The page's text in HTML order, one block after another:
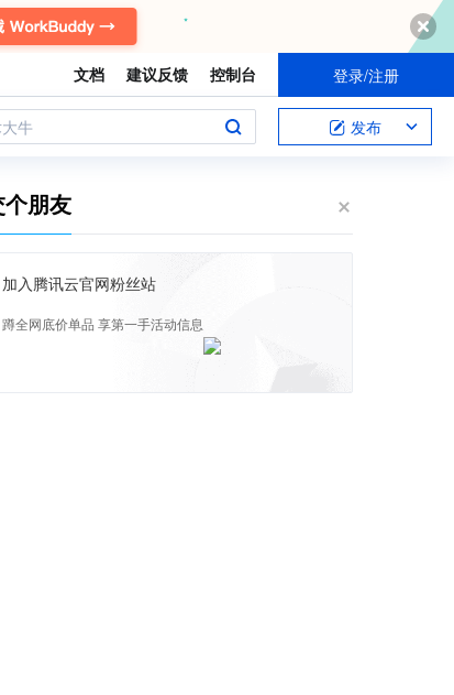
文档 建议反馈 控制台 登录/注册
牛 发布
朋友
加入腾讯云官网粉丝站
蹲全网底价单品 享第一手活动信息